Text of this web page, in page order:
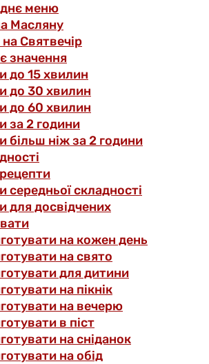
меню
Масляну
Святвечір
значення
до 15 хвилин
до 30 хвилин
до 60 хвилин
за 2 години
більш ніж за 2 години
середньої складності
для досвідчених
на кожен день
на свято
для дитини
на пікнік
на вечерю
в піст
на сніданок
на обід